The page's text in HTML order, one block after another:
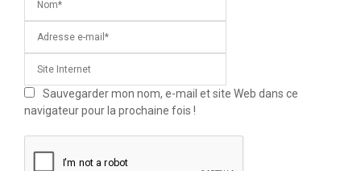
Sauvegarder mon nom, e-mail et site Web dans ce
navigateur pour la prochaine fois !